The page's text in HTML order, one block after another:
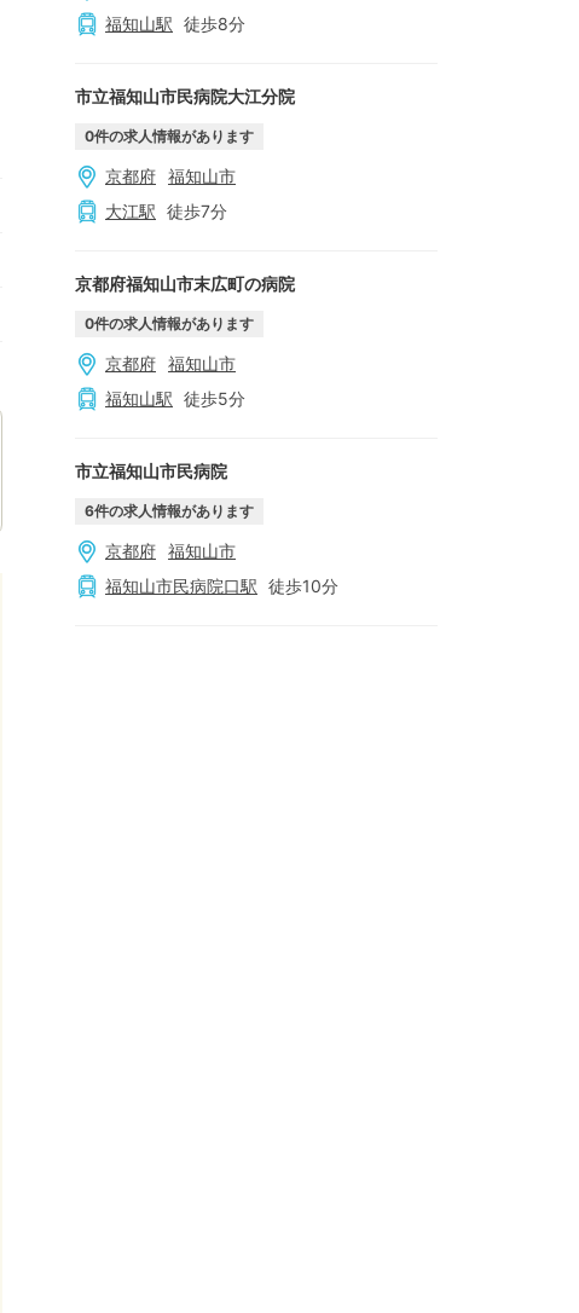
福知山駅 徒歩8分
市立福知山市民病院大江分院
0件の求人情報があります
京都府 福知山市
大江駅 徒歩7分
京都府福知山市末広町の病院
0件の求人情報があります
京都府 福知山市
福知山駅 徒歩5分
市立福知山市民病院
6件の求人情報があります
京都府 福知山市
福知山市民病院口駅 徒歩10分